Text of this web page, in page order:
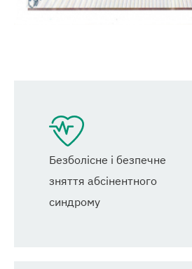
Безболісне і безпечне
зняття абсінентного
синдрому